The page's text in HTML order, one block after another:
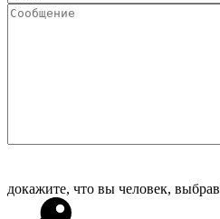
докажите, что вы человек, выбрав